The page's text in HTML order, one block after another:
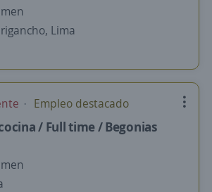
Lima
Empleo destacado
/ Full time / Begonias